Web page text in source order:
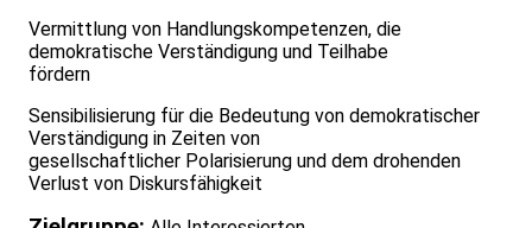
Vermittlung von Handlungskompetenzen, die
demokratische Verständigung und Teilhabe
fördern
Sensibilisierung für die Bedeutung von demokratischer
Verständigung in Zeiten von
gesellschaftlicher Polarisierung und dem drohenden
Verlust von Diskursfähigkeit